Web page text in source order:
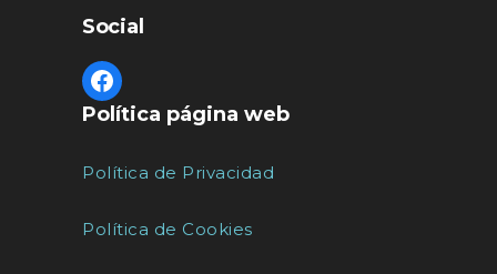
Social
Política página web
Política de Privacidad
Política de Cookies